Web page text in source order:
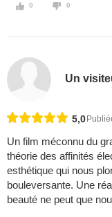
0 0
Un
5,0
Un film méconnu du
théorie des affinités
esthétique qui nous
bouleversante. Une
beauté ne peut que